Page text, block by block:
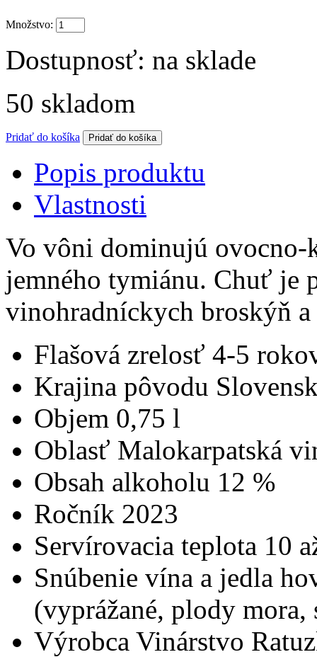
Množstvo:
Dostupnosť: na sklade
50 skladom
Pridať do košíka
Popis produktu
Vlastnosti
Vo vôni dominujú
jemného tymiánu. Chuť je
vinohradníckych broskýň
Flašová zrelosť 4-5
Krajina pôvodu
Objem 0,75 l
Oblasť Malokarpatská
Obsah alkoholu 12 %
Ročník 2023
Servírovacia teplota 10
Snúbenie vína a jedla
(vyprážané, plody
Výrobca Vinárstvo